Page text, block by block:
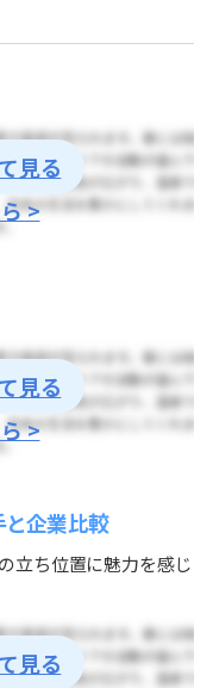
見る
>
見る
>
企業比較
立ち位置に魅力を感じ
見る